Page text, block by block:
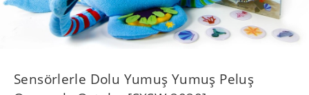
Sensörlerle Dolu Yumuş Yumuş Peluş